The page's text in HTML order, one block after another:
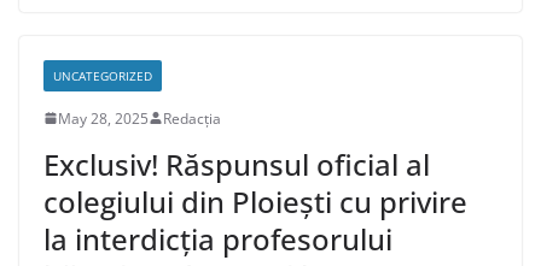
UNCATEGORIZED
May 28, 2025 Redacția
Exclusiv! Răspunsul oficial al
colegiului din Ploiești cu privire
la interdicția profesorului